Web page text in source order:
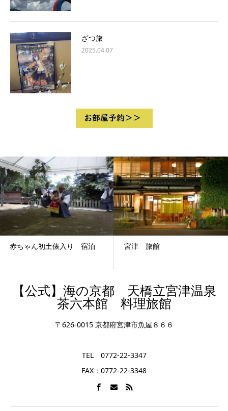
ざつ旅
2025.04.07
宮津 旅館
天橋立ぶりしゃぶおすすめ旅
【公式】海の京都 天橋立宮津温泉
茶六本館 料理旅館
〒626-0015 京都府宮津市魚屋８６６
TEL 0772-22-3347
FAX：0772-22-3348